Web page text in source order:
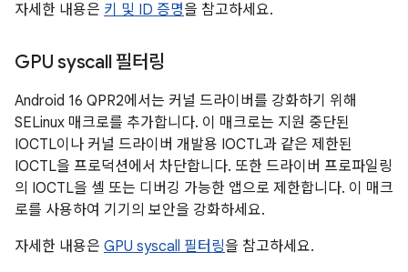
자세한 내용은 키 및 ID 증명을 참고하세요.
GPU syscall 필터링
Android 16 QPR2에서는 커널 드라이버를 강화하기 위해
SELinux 매크로를 추가합니다. 이 매크로는 지원 중단된
IOCTL이나 커널 드라이버 개발용 IOCTL과 같은 제한된
IOCTL을 프로덕션에서 차단합니다. 또한 드라이버 프로파일링
의 IOCTL을 셸 또는 디버깅 가능한 앱으로 제한합니다. 이 매크
로를 사용하여 기기의 보안을 강화하세요.
자세한 내용은 GPU syscall 필터링을 참고하세요.